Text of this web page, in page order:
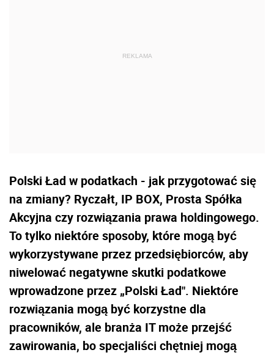
Polski Ład w podatkach - jak przygotować się
na zmiany? Ryczałt, IP BOX, Prosta Spółka
Akcyjna czy rozwiązania prawa holdingowego.
To tylko niektóre sposoby, które mogą być
wykorzystywane przez przedsiębiorców, aby
niwelować negatywne skutki podatkowe
wprowadzone przez „Polski Ład". Niektóre
rozwiązania mogą być korzystne dla
pracowników, ale branża IT może przejść
zawirowania, bo specjaliści chętniej mogą